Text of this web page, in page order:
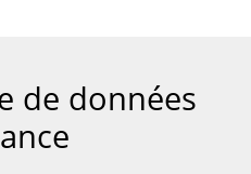
de données